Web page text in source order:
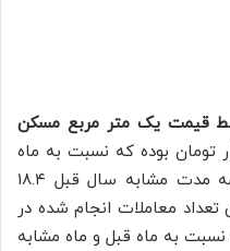
قیمت یک متر مربع مسکن
و ۶۳۱ هزار تومان بوده که نسبت به ماه
قبل ۰.۲ درصد کاهش و در مقایسه مدت مشابه سال قبل ۱۸.۴
معاملات انجام شده در
بود که نسبت به ماه قبل و ماه مشابه